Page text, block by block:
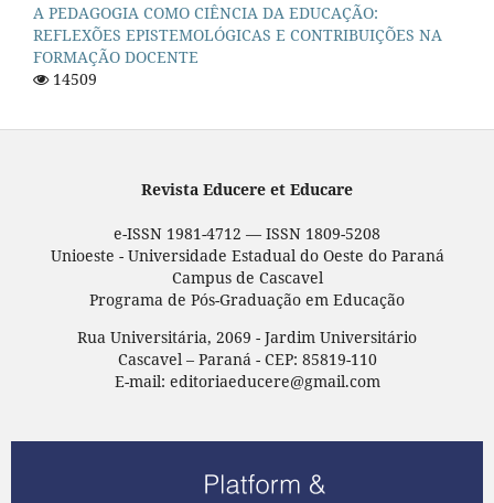
A PEDAGOGIA COMO CIÊNCIA DA EDUCAÇÃO:
REFLEXÕES EPISTEMOLÓGICAS E CONTRIBUIÇÕES NA
FORMAÇÃO DOCENTE
14509
Revista Educere et Educare
e-ISSN 1981-4712 — ISSN 1809-5208
Unioeste - Universidade Estadual do Oeste do Paraná
Campus de Cascavel
Programa de Pós-Graduação em Educação
Rua Universitária, 2069 - Jardim Universitário
Cascavel – Paraná - CEP: 85819-110
E-mail: editoriaeducere@gmail.com